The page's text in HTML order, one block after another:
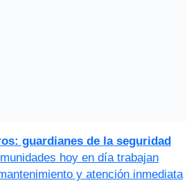
guardianes de la seguridad
hoy en día trabajan
y atención inmediata